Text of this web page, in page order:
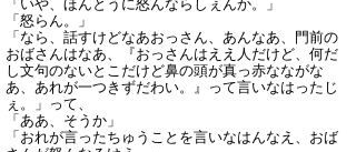
「いや、ほんとうに怒んならしぇんか。」
「怒らん。」
「なら、話すけどなあおっさん、あんなあ、門前の
おばさんはなあ、『おっさんはええ人だけど、何だ
し文句のないとこだけど鼻の頭が真っ赤なながな
あ、あれが一つきずだわい。』って言いなはったじ
ぇ。」って、
「ああ、そうか」
「おれが言ったちゅうことを言いなはんなえ、おば